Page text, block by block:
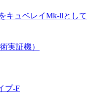
キュベレイMk-llとして
実証機）
プ-F